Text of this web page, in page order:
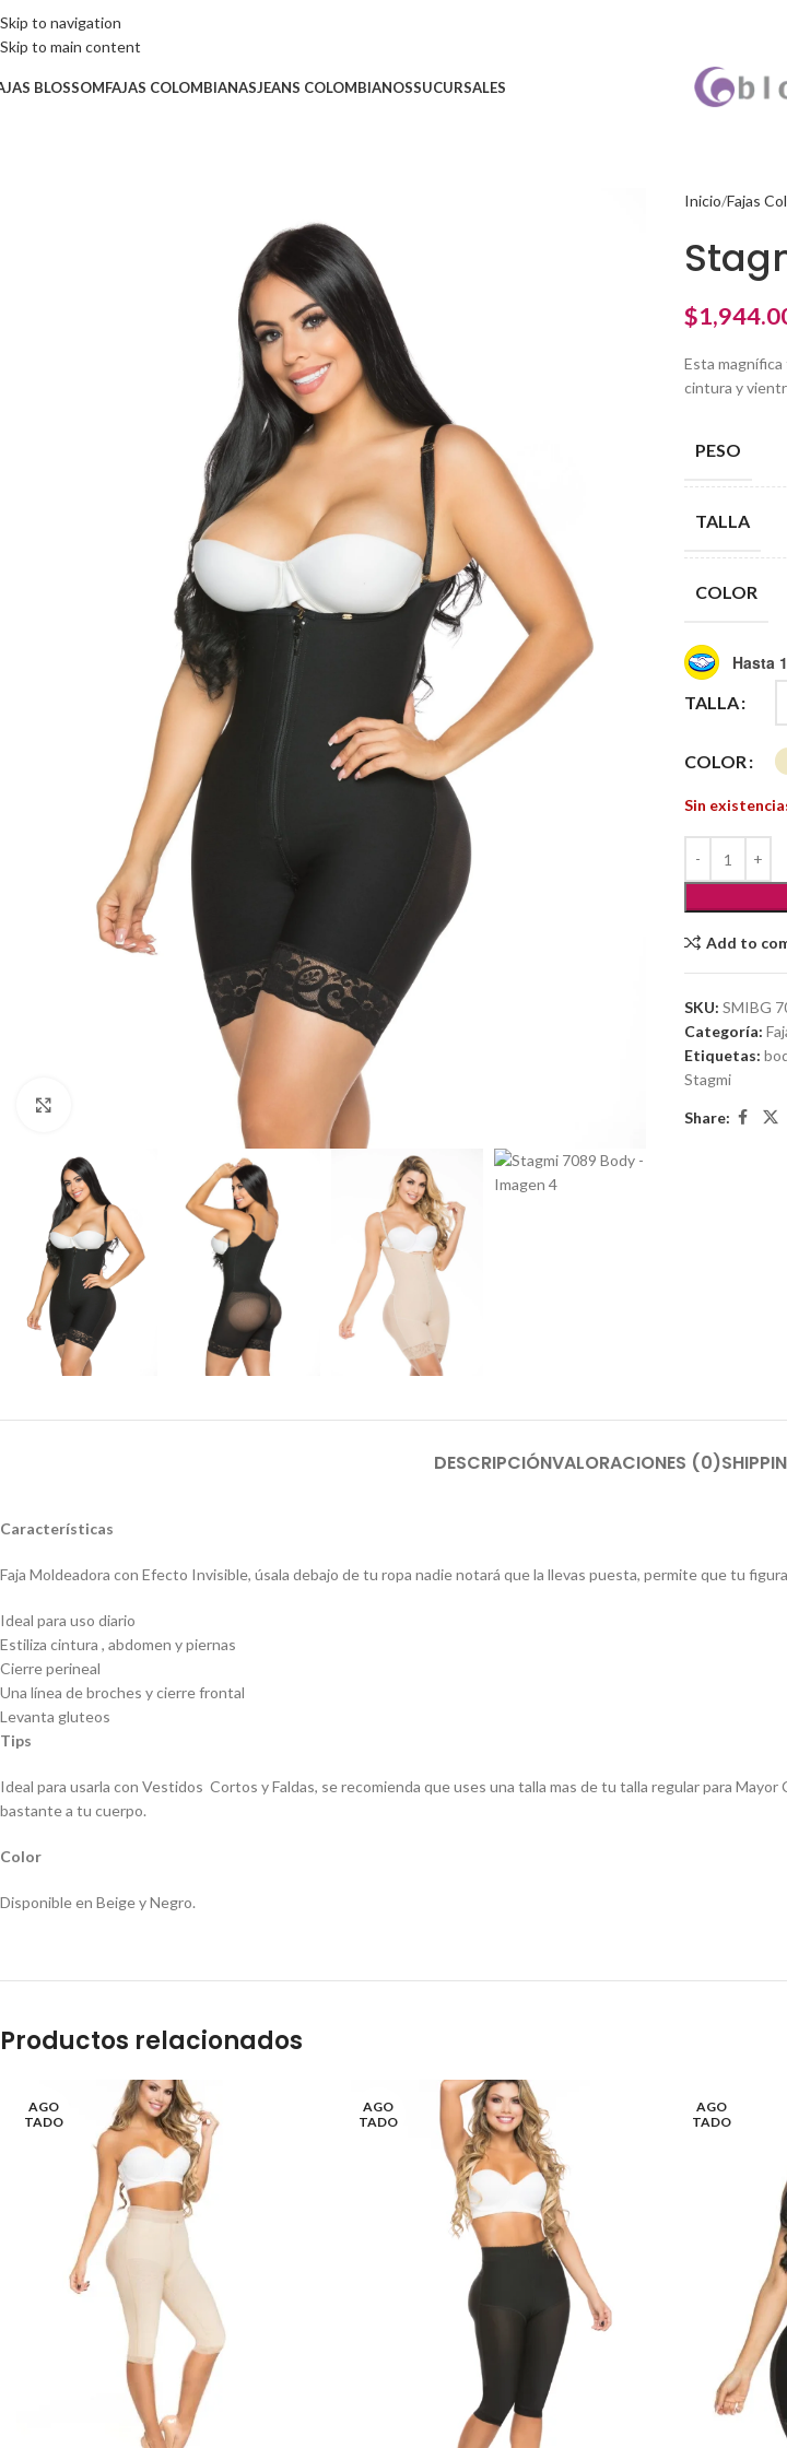
Skip to navigation
Skip to main content
BLOSSOMFAJAS COLOMBIANASJEANS COLOMBIANOSSUCURSALES
Inicio Fajas
$
Esta
cintura y
PESO
TALLA
COLOR
Hasta
TALLA
COLOR
Sin
Add to
SKU: SMIBG
Categoría:
Etiquetas:
Stagmi
Share:
DESCRIPCIÓNVALORACIONES (0)
Características
Faja Moldeadora con Efecto Invisible, úsala debajo de tu ropa nadie notará que la llevas puesta, permite que tu
Ideal para uso diario
Estiliza cintura , abdomen y piernas
Cierre perineal
Una línea de broches y cierre frontal
Levanta gluteos
Tips
Ideal para usarla con Vestidos Cortos y Faldas, se recomienda que uses una talla mas de tu talla regular para
bastante a tu cuerpo.
Color
Disponible en Beige y Negro.
Productos relacionados
AGO
TADO
AGO
TADO
AGO
TADO